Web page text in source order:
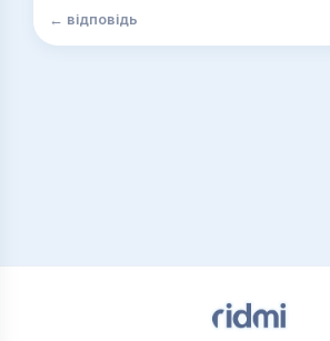
← відповідь